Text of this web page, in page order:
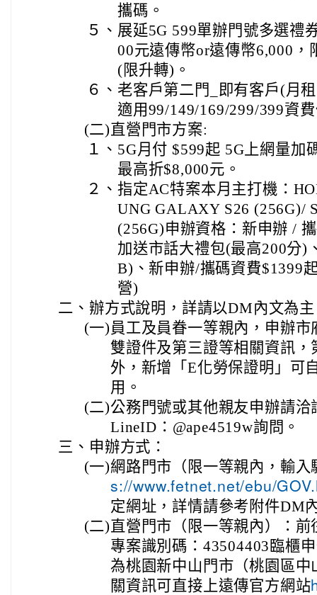
攜碼。
５、 展延5G 599單辦門號多選禮
00元遠傳幣or遠傳幣6,000
(限升轉)。
６、 老客戶第二門_即有客戶(月
適用99/149/169/299/399資
(二)直營門市方案:
１、 5G月付 $599起 5G上網量加
最高折$8,000元。
２、 指定AC特案本月主打機：
UNG GALAXY S26 (256G)/
(256G)申辦資格：新申辦 /
加送市話大禮包(最高200分)
B)、新申辦/攜碼資費$1399
營)
二、 辦方式說明，詳請以DM內文為
(一) 員工及員眷一等親內，申辦
雙證件及第三證等相關資訊
外，新增「E化勞保證明」可
用。
(二)公務門號或其他親友申辦請
LineID：@ape4519w詢問。
三、 申辦方式：
(一)網路門市（限一等親內，輸入
s://www.fetnet.net/ebu/
定網址，詳情請參考附件DM
(二)直營門市（限一等親內）：
專案識別碼：43504403臨櫃
為桃園新中山門市（桃園區
關資訊可直接上遠傳官方網站